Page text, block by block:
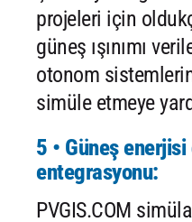
projeleri için
güneş ışınımı
otonom
simüle etmeye
5 • Güneş
entegrasyonu:
PVGIS.COM